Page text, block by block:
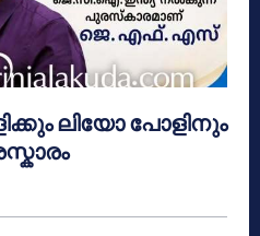
ലിയോ പോളിനും